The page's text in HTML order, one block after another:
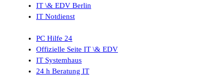
IT \& EDV Berlin
IT Notdienst
PC Hilfe 24
Offizielle Seite IT \& EDV
IT Systemhaus
24 h Beratung IT